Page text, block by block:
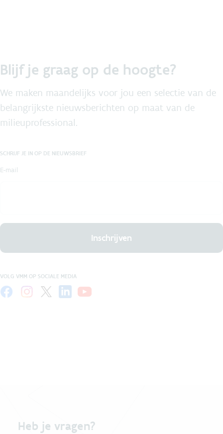
Blijf je graag op de hoogte?
We maken maandelijks voor jou een selectie van de
belangrijkste nieuwsberichten op maat van de
milieuprofessional.
SCHRIJF JE IN OP DE NIEUWSBRIEF
E-mail
Inschrijven
VOLG VMM OP SOCIALE MEDIA
Heb je vragen?